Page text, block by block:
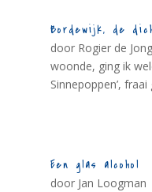
Bordewijk, de
door Rogier de
woonde, ging ik
Sinnepoppen’,
Een glas alcohol
door Jan